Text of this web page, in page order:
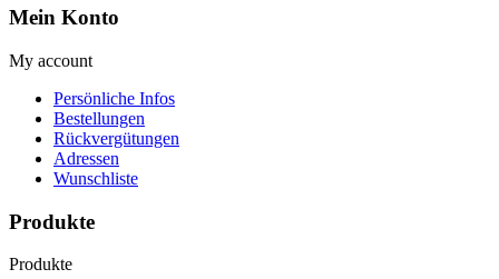
Mein Konto
My account
Persönliche Infos
Bestellungen
Rückvergütungen
Adressen
Wunschliste
Produkte
Produkte